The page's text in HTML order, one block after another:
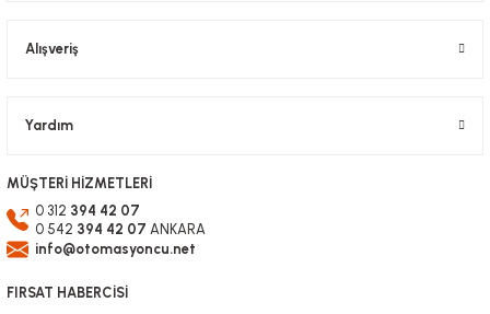
Alışveriş
Yardım
MÜŞTERİ HİZMETLERİ
0 312 394 42 07
0 542 394 42 07 ANKARA
info@otomasyoncu.net
FIRSAT HABERCİSİ